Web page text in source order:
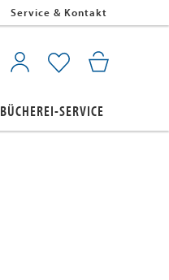
Service & Kontakt
BÜCHEREI-SERVICE